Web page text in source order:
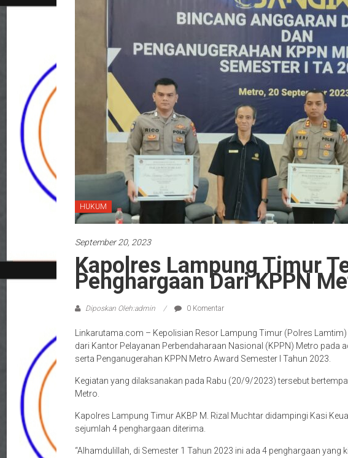
HUKUM
September 20, 2023
Kapolres Lampung Timur
Penghargaan Dari KPPN
Diposkan Oleh:admin 0 Komentar
Linkarutama.com – Kepolisian Resor Lampung Timur (Polres
dari Kantor Pelayanan Perbendaharaan Nasional (KPPN) Metro pada
serta Penganugerahan KPPN Metro Award Semester I Tahun 2023.
Kegiatan yang dilaksanakan pada Rabu (20/9/2023) tersebut
Metro.
Kapolres Lampung Timur AKBP M. Rizal Muchtar didampingi Kasi
sejumlah 4 penghargaan diterima.
“Alhamdulillah, di Semester 1 Tahun 2023 ini ada 4 penghargaan yang